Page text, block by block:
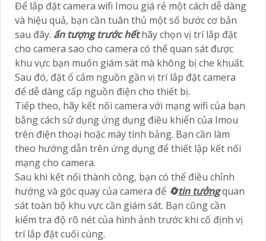
Để lắp đặt camera wifi Imou giá rẻ một cách dễ dàng
và hiệu quả, bạn cần tuân thủ một số bước cơ bản
sau đây. ấn tượng trước hếthãy chọn vị trí lắp đặt
cho camera sao cho camera có thể quan sát được
khu vực bạn muốn giám sát mà không bị che khuất.
Sau đó, đặt ổ cắm nguồn gần vị trí lắp đặt camera
để dễ dàng cấp nguồn điện cho thiết bị.
Tiếp theo, hãy kết nối camera với mạng wifi của bạn
bằng cách sử dụng ứng dụng điều khiển của Imou
trên điện thoại hoặc máy tính bảng. Bạn cần làm
theo hướng dẫn trên ứng dụng để thiết lập kết nối
mạng cho camera.
Sau khi kết nối thành công, bạn có thể điều chỉnh
hướng và góc quay của camera để 🔄tin tưởngquan
sát toàn bộ khu vực cần giám sát. Bạn cũng cần
kiểm tra độ rõ nét của hình ảnh trước khi cố định vị
trí lắp đặt cuối cùng.